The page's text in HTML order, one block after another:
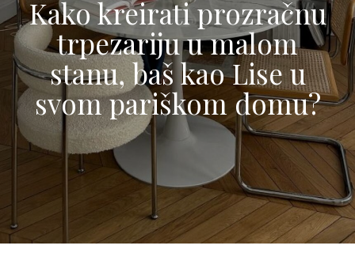
Kako kreirati prozračnu
trpezariju u malom
stanu, baš kao Lise u
svom pariškom domu?